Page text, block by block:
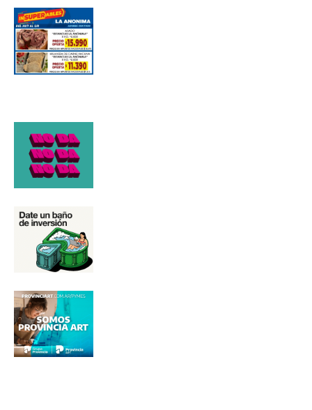
Apellidos
Número de teléfono